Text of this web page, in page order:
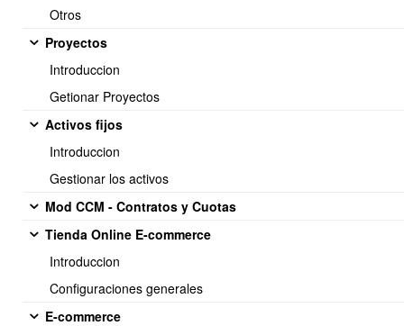
Otros
Proyectos
Introduccion
Getionar Proyectos
Activos fijos
Introduccion
Gestionar los activos
Mod CCM - Contratos y Cuotas
Tienda Online E-commerce
Introduccion
Configuraciones generales
E-commerce
Si este valor ya ha sido cancelado favor enviar la información
correspondiente.
Atentamente,
{$EmpresaNombre}
E-mail: {$EmpresaEmail}
same_day_expiration